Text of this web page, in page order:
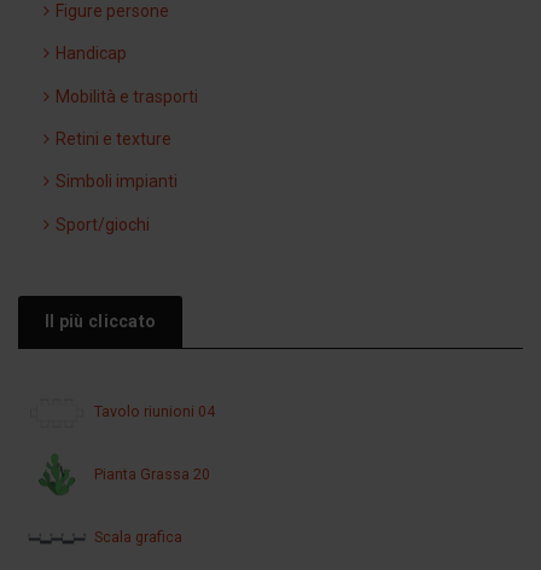
Figure persone
Handicap
Mobilità e trasporti
Retini e texture
Simboli impianti
Sport/giochi
Il più cliccato
Tavolo riunioni 04
Pianta Grassa 20
Scala grafica